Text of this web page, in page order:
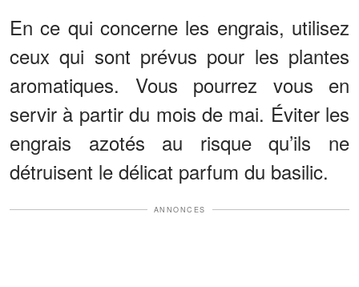
En ce qui concerne les engrais, utilisez
ceux qui sont prévus pour les plantes
aromatiques. Vous pourrez vous en
servir à partir du mois de mai. Éviter les
engrais azotés au risque qu’ils ne
détruisent le délicat parfum du basilic.
ANNONCES